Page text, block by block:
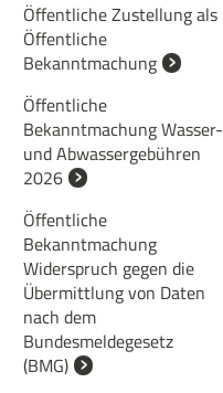
Öffentliche Zustellung als
Öffentliche
Bekanntmachung
Öffentliche
Bekanntmachung Wasser-
und Abwassergebühren
2026
Öffentliche
Bekanntmachung
Widerspruch gegen die
Übermittlung von Daten
nach dem
Bundesmeldegesetz
(BMG)